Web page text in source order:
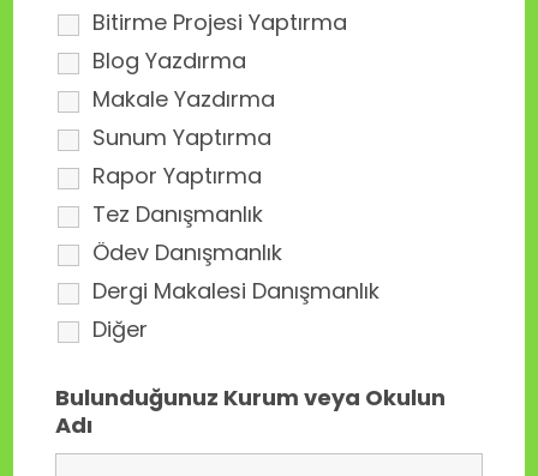
Bitirme Projesi Yaptırma
Blog Yazdırma
Makale Yazdırma
Sunum Yaptırma
Rapor Yaptırma
Tez Danışmanlık
Ödev Danışmanlık
Dergi Makalesi Danışmanlık
Diğer
Bulunduğunuz Kurum veya Okulun
Adı